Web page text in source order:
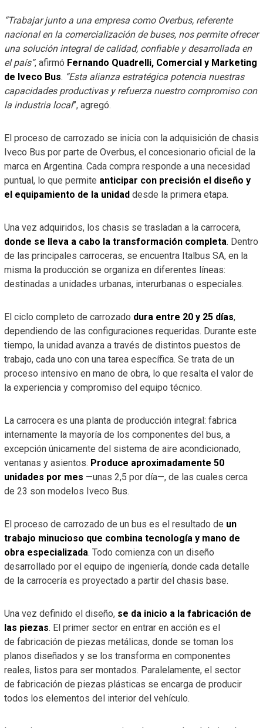
“Trabajar junto a una empresa como Overbus, referente
nacional en la comercialización de buses, nos permite ofrecer
una solución integral de calidad, confiable y desarrollada en
el país”, afirmó Fernando Quadrelli, Comercial y Marketing
de Iveco Bus. “Esta alianza estratégica potencia nuestras
capacidades productivas y refuerza nuestro compromiso con
la industria local”, agregó.
El proceso de carrozado se inicia con la adquisición de chasis
Iveco Bus por parte de Overbus, el concesionario oficial de la
marca en Argentina. Cada compra responde a una necesidad
puntual, lo que permite anticipar con precisión el diseño y
el equipamiento de la unidad desde la primera etapa.
Una vez adquiridos, los chasis se trasladan a la carrocera,
donde se lleva a cabo la transformación completa. Dentro
de las principales carroceras, se encuentra Italbus SA, en la
misma la producción se organiza en diferentes líneas:
destinadas a unidades urbanas, interurbanas o especiales.
El ciclo completo de carrozado dura entre 20 y 25 días,
dependiendo de las configuraciones requeridas. Durante este
tiempo, la unidad avanza a través de distintos puestos de
trabajo, cada uno con una tarea específica. Se trata de un
proceso intensivo en mano de obra, lo que resalta el valor de
la experiencia y compromiso del equipo técnico.
La carrocera es una planta de producción integral: fabrica
internamente la mayoría de los componentes del bus, a
excepción únicamente del sistema de aire acondicionado,
ventanas y asientos. Produce aproximadamente 50
unidades por mes —unas 2,5 por día—, de las cuales cerca
de 23 son modelos Iveco Bus.
El proceso de carrozado de un bus es el resultado de un
trabajo minucioso que combina tecnología y mano de
obra especializada. Todo comienza con un diseño
desarrollado por el equipo de ingeniería, donde cada detalle
de la carrocería es proyectado a partir del chasis base.
Una vez definido el diseño, se da inicio a la fabricación de
las piezas. El primer sector en entrar en acción es el
de fabricación de piezas metálicas, donde se toman los
planos diseñados y se los transforma en componentes
reales, listos para ser montados. Paralelamente, el sector
de fabricación de piezas plásticas se encarga de producir
todos los elementos del interior del vehículo.